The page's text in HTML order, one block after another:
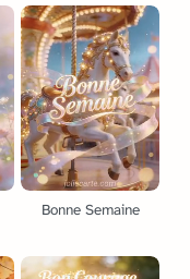
Bonne Semaine